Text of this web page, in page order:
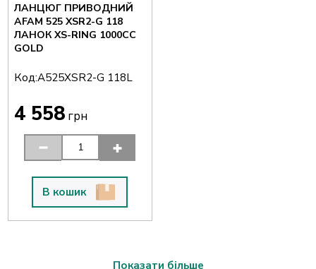
ЛАНЦЮГ ПРИВОДНИЙ
AFAM 525 XSR2-G 118
ЛАНОК XS-RING 1000CC
GOLD
Код:A525XSR2-G 118L
4 558грн
В кошик
Показати більше